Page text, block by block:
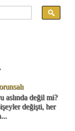
aslında değil mi?
değişti, her